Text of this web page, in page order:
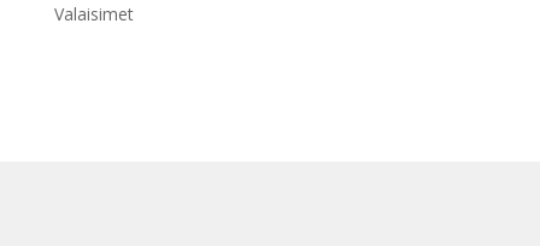
Valaisimet